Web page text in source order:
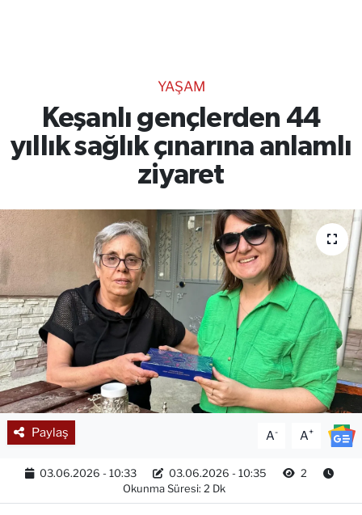
YAŞAM
Keşanlı gençlerden 44
yıllık sağlık çınarına anlamlı
ziyaret
Paylaş A- A+
03.06.2026 - 10:33 03.06.2026 - 10:35
2
Okunma Süresi: 2 Dk
RESMİ İLANLAR
Gencsesfm Canlı Dinle